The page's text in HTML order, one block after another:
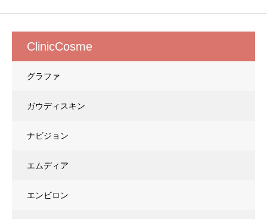
ClinicCosme
グラファ
ガウディスキン
ナビジョン
エムディア
エンビロン